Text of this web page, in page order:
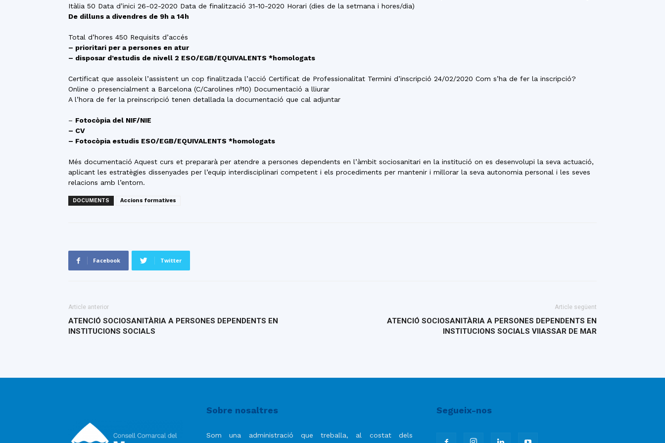
del
Itàlia 50 Data d’inici 26-02-2020 Data de finalització 31-10-2020 Horari (dies de la setmana i hores/dia)
De dilluns a divendres de 9h a 14h
Total d’hores 450 Requisits d’accés
– prioritari per a persones en atur
– disposar d’estudis de nivell 2 ESO/EGB/EQUIVALENTS *homologats
Certificat que assoleix l’assistent un cop finalitzada l’acció Certificat de Professionalitat Termini d’inscripció 24/02/2020 Com s’ha de fer la inscripció?
Online o presencialment a Barcelona (C/Carolines nº10) Documentació a lliurar
A l’hora de fer la preinscripció tenen detallada la documentació que cal adjuntar
– Fotocòpia del NIF/NIE
– CV
– Fotocòpia estudis ESO/EGB/EQUIVALENTS *homologats
Més documentació Aquest curs et prepararà per atendre a persones dependents en l’àmbit sociosanitari en la institució on es desenvolupi la seva actuació,
aplicant les estratègies dissenyades per l’equip interdisciplinari competent i els procediments per mantenir i millorar la seva autonomia personal i les seves
relacions amb l’entorn.
DOCUMENTS Accions formatives
Facebook Twitter
Article anterior
ATENCIÓ SOCIOSANITÀRIA A PERSONES DEPENDENTS EN
INSTITUCIONS SOCIALS
Article següent
ATENCIÓ SOCIOSANITÀRIA A PERSONES DEPENDENTS EN
INSTITUCIONS SOCIALS VIlASSAR DE MAR
Sobre nosaltres
Som una administració que treballa, al costat dels
Segueix-nos